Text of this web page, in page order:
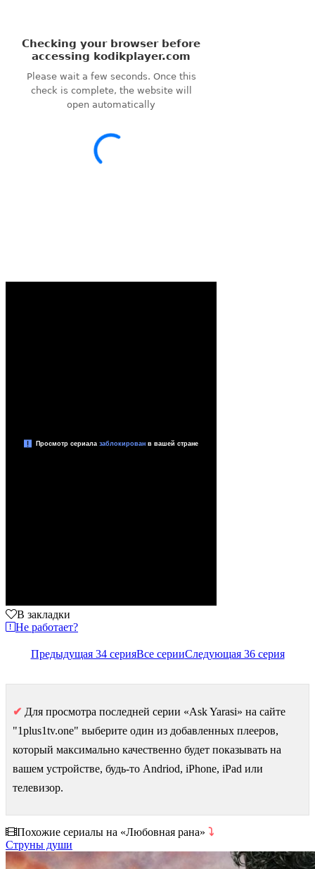
В закладки
Не работает?
Предыдущая 34 серияВсе серииСледующая 36 серия
✔ Для просмотра последней серии «Ask Yarasi» на сайте
"1plus1tv.one" выберите один из добавленных плееров,
который максимально качественно будет показывать на
вашем устройстве, будь-то Andriod, iPhone, iPad или
телевизор.
Похожие сериалы на «Любовная рана» ⤵
Струны души